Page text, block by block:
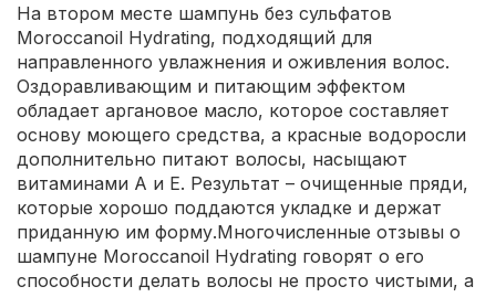
На втором месте шампунь без сульфатов
Moroccanoil Hydrating, подходящий для
направленного увлажнения и оживления волос.
Оздоравливающим и питающим эффектом
обладает аргановое масло, которое составляет
основу моющего средства, а красные водоросли
дополнительно питают волосы, насыщают
витаминами А и Е. Результат – очищенные пряди,
которые хорошо поддаются укладке и держат
приданную им форму.Многочисленные отзывы о
шампуне Moroccanoil Hydrating говорят о его
способности делать волосы не просто чистыми, а